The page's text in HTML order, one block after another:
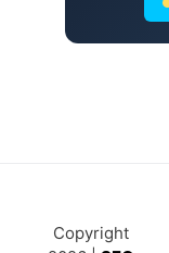
Copyright